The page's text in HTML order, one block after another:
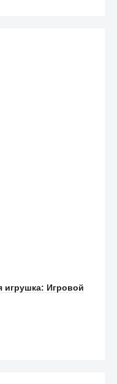
игрушка: Игровой